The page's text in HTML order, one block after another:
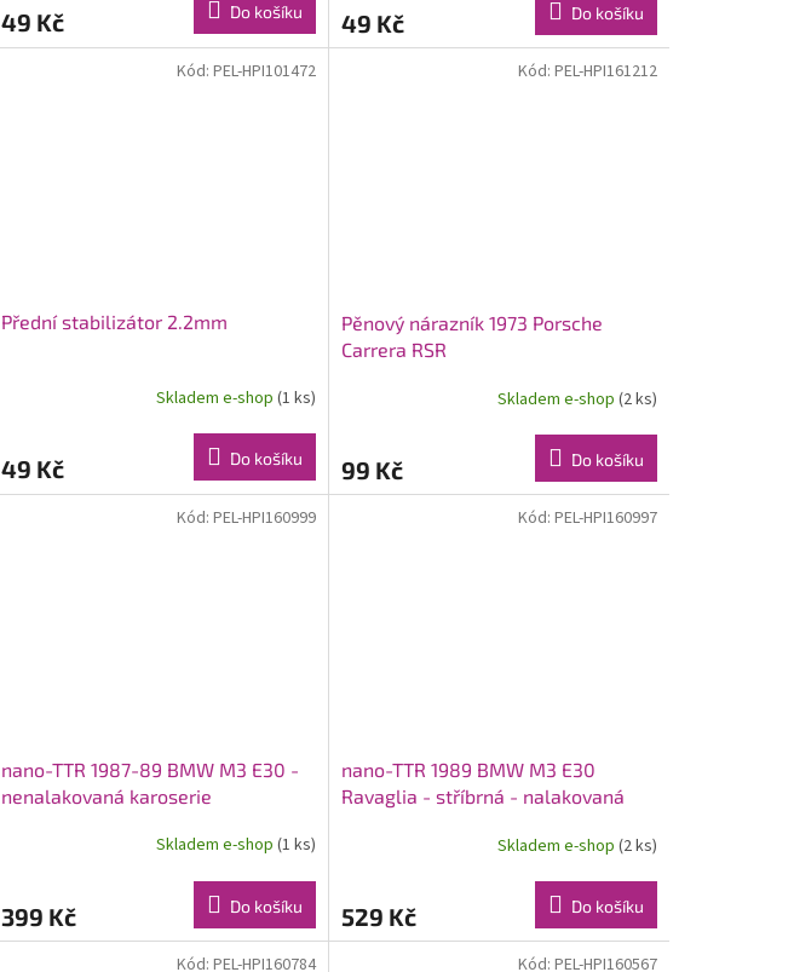
49 Kč Do košíku 49 Kč Do košíku
Přední stabilizátor 2.2mm
Skladem e-shop (1 ks)
49 Kč Do košíku
Kód: PEL-HPI101472
Pěnový nárazník 1973 Porsche
Carrera RSR
Skladem e-shop (2 ks)
99 Kč Do košíku
Kód: PEL-HPI161212
nano-TTR 1987-89 BMW M3 E30 -
nenalakovaná karoserie
Skladem e-shop (1 ks)
399 Kč Do košíku
Kód: PEL-HPI160999
nano-TTR 1989 BMW M3 E30
Ravaglia - stříbrná - nalakovaná
Skladem e-shop (2 ks)
529 Kč Do košíku
Kód: PEL-HPI160997
Kód: PEL-HPI160784 Kód: PEL-HPI160567